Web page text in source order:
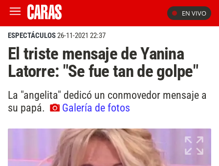
EN VIVO
ESPECTÁCULOS26-11-2021 22:37
El triste mensaje de Yanina
Latorre: "Se fue tan de golpe"
La "angelita" dedicó un conmovedor mensaje a
su papá.
Galería de fotos